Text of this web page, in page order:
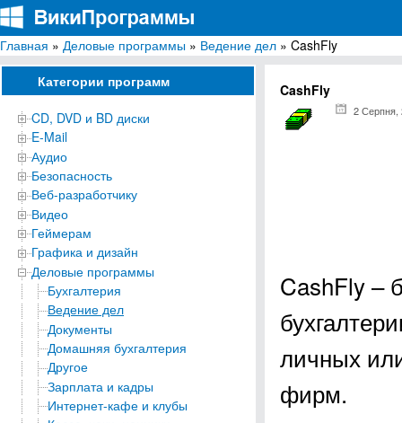
ВикиПрограммы
Энциклопедия бесплатных компьютерных программ для Windows
Главная » Деловые программы » Ведение дел » CashFly
Категории программ
CD, DVD и BD диски
E-Mail
Аудио
Безопасность
Веб-разработчику
Видео
Геймерам
Графика и дизайн
Деловые программы
Бухгалтерия
Ведение дел
Документы
Домашняя бухгалтерия
Другое
Зарплата и кадры
Интернет-кафе и клубы
CashFly
2 Серпня,
CashFly –
личных
фирм.